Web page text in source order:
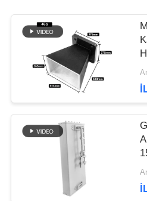
SITE
HARITASI
PRIVACY
POLICY